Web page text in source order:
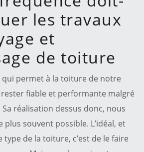
les travaux
et
de toiture
qui permet à la toiture de notre
fiable et performante malgré
réalisation dessus donc, nous
plus souvent possible. L’idéal, et
type de la toiture, c’est de le faire